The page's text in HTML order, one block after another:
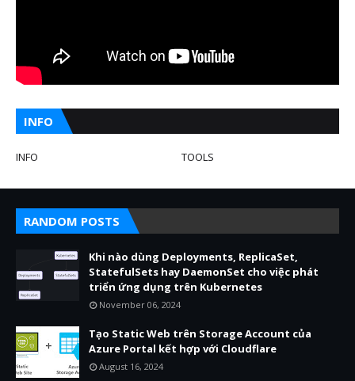
INFO
INFO TOOLS
RANDOM POSTS
Khi nào dùng Deployments, ReplicaSet,
StatefulSets hay DaemonSet cho việc phát
triển ứng dụng trên Kubernetes
November 06, 2024
Tạo Static Web trên Storage Account của
Azure Portal kết hợp với Cloudflare
August 16, 2024